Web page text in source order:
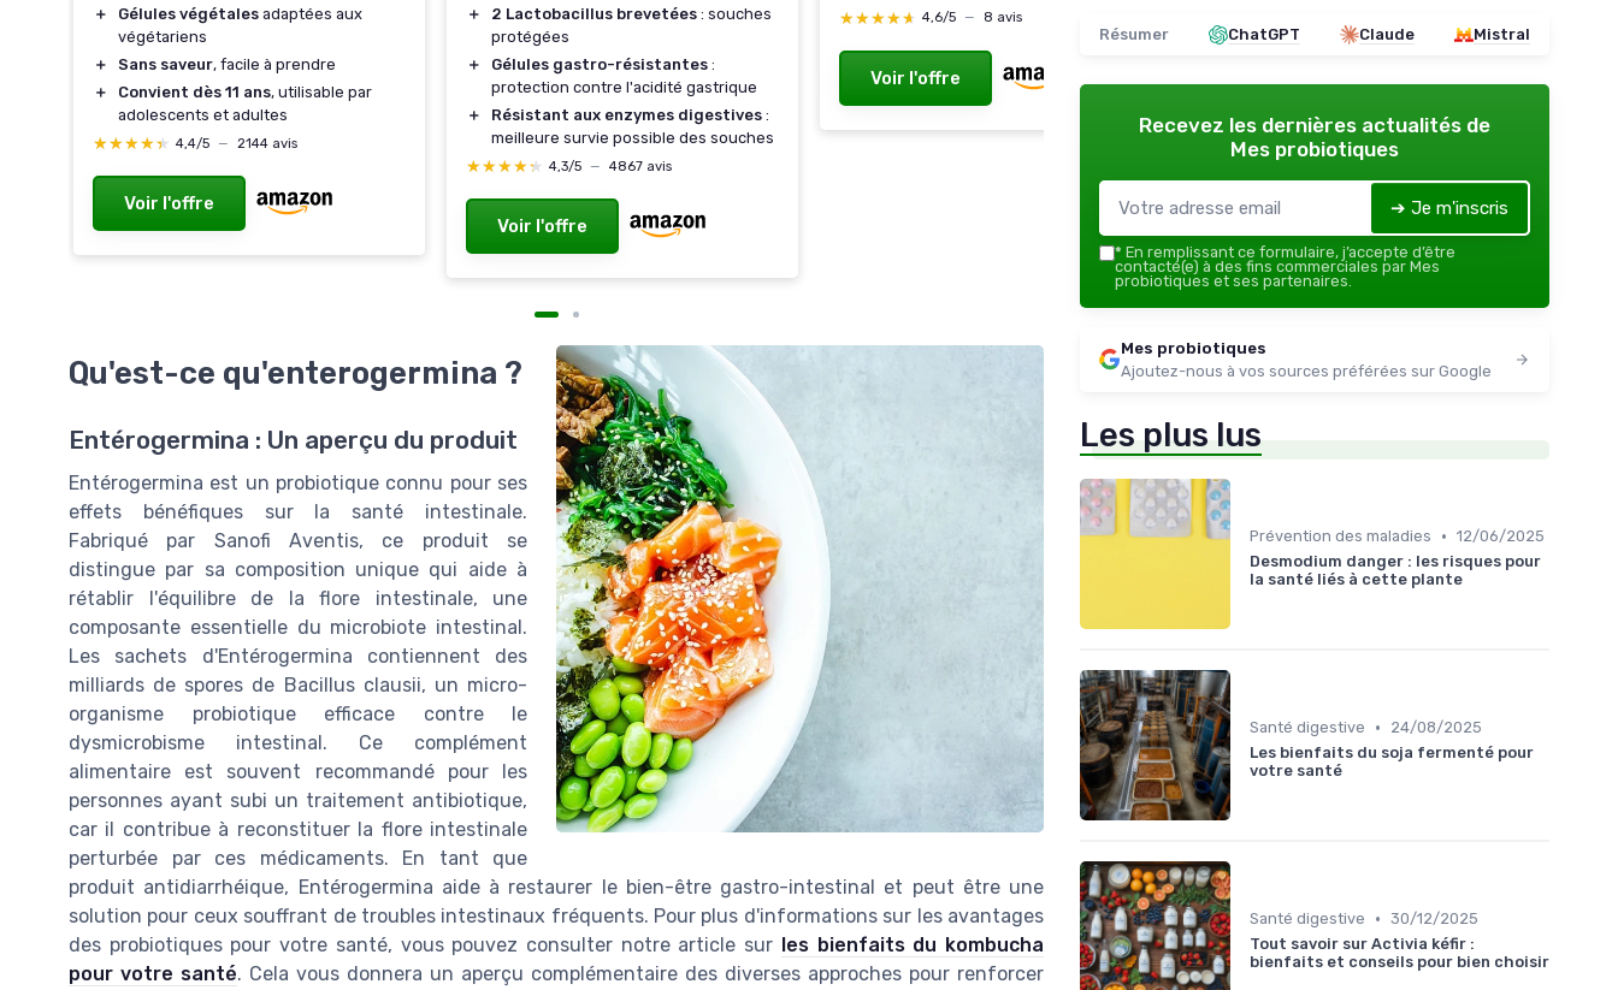
＋
Gélules végétales adaptées aux
végétariens
＋
Sans saveur, facile à prendre
＋
Convient dès 11 ans, utilisable par
adolescents et adultes
★★★★★
★★★★★ 4,4/5 — 2144 avis
Voir l'offre
＋
2 Lactobacillus brevetées : souches
protégées
＋
Gélules gastro-résistantes :
protection contre l'acidité gastrique
＋
Résistant aux enzymes digestives :
meilleure survie possible des souches
★★★★★
★★★★★ 4,3/5 — 4867 avis
Voir l'offre
★★★★★
★★★★★ 4,6/5 — 8 avis
Voir l'offre
＋ Goût lait et crème
＋ Sans gluten ni lactose
★★★★★
★★★★★ 4,2/5 214 avis
Voir l'offre
Qu'est-ce qu'enterogermina ?
Entérogermina : Un aperçu du produit
Entérogermina est un probiotique connu pour ses
effets bénéfiques sur la santé intestinale.
Fabriqué par Sanofi Aventis, ce produit se
distingue par sa composition unique qui aide à
rétablir l'équilibre de la flore intestinale, une
composante essentielle du microbiote intestinal.
Les sachets d'Entérogermina contiennent des
milliards de spores de Bacillus clausii, un micro-
organisme probiotique efficace contre le
dysmicrobisme intestinal. Ce complément
alimentaire est souvent recommandé pour les
personnes ayant subi un traitement antibiotique,
car il contribue à reconstituer la flore intestinale
perturbée par ces médicaments. En tant que
produit antidiarrhéique, Entérogermina aide à restaurer le bien-être gastro-intestinal et peut être une
solution pour ceux souffrant de troubles intestinaux fréquents. Pour plus d'informations sur les avantages
des probiotiques pour votre santé, vous pouvez consulter notre article sur
les bienfaits du kombucha
pour votre santé. Cela vous donnera un aperçu complémentaire des diverses approches pour renforcer
Résumer ChatGPT Claude Mistral
Recevez les dernières actualités de
Mes probiotiques
➔ Je m'inscris
* En remplissant ce formulaire, j’accepte d’être
contacté(e) à des fins commerciales par Mes
probiotiques et ses partenaires.
Mes probiotiques
Ajoutez-nous à vos sources préférées sur Google
Les plus lus
Prévention des maladies • 12/06/2025
Desmodium danger : les risques pour
la santé liés à cette plante
Santé digestive •
24/08/2025
Les bienfaits du soja fermenté pour
votre santé
Santé digestive • 30/12/2025
Tout savoir sur Activia kéfir :
bienfaits et conseils pour bien choisir